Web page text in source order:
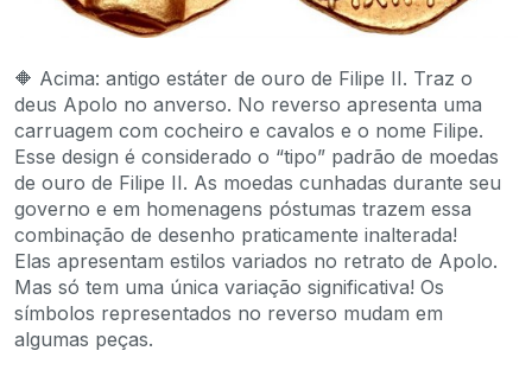
🔶 Acima: antigo estáter de ouro de Filipe II. Traz o
deus Apolo no anverso. No reverso apresenta uma
carruagem com cocheiro e cavalos e o nome Filipe.
Esse design é considerado o “tipo” padrão de moedas
de ouro de Filipe II. As moedas cunhadas durante seu
governo e em homenagens póstumas trazem essa
combinação de desenho praticamente inalterada!
Elas apresentam estilos variados no retrato de Apolo.
Mas só tem uma única variação significativa! Os
símbolos representados no reverso mudam em
algumas peças.